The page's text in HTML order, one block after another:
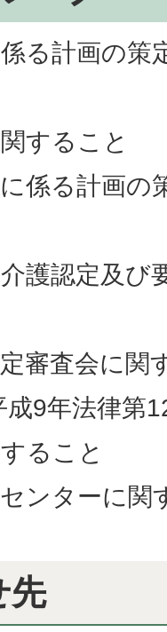
る計画の策
すること
係る計画の
護認定及び
審査会に関
成9年法律第
ること
ンターに関
先